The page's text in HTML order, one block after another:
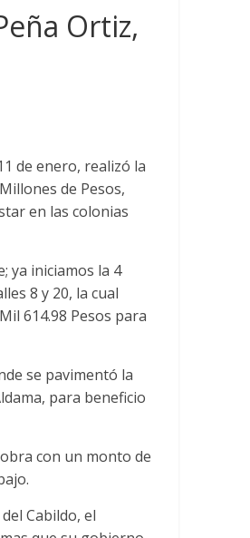
Ortiz,
de enero, realizó la
de Pesos,
en las colonias
ya iniciamos la 4
8 y 20, la cual
614.98 Pesos para
se pavimentó la
para beneficio
con un monto de
Cabildo, el